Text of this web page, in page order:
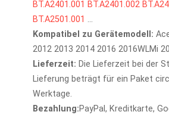
BT.A2401.001 BT.A2401.002
BT.A2501.001 ...
Kompatibel zu Gerätemodell:
2012 2013 2014 2016 2016WLMi
Lieferzeit: Die Lieferzeit bei der
Lieferung beträgt für ein Paket
Werktage.
Bezahlung:PayPal, Kreditkarte,